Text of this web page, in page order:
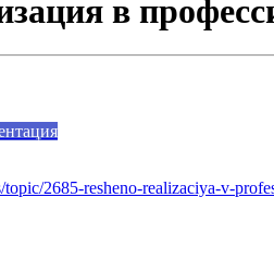
в
2685-resheno-realizaciya-v-